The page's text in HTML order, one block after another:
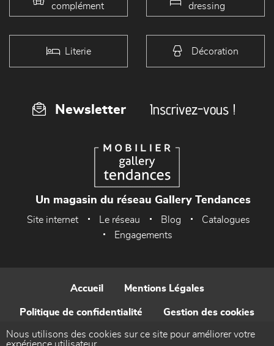
complément
dressing
Literie Décoration
Newsletter Inscrivez-vous !
Un magasin du réseau Gallery Tendances
Site internet Le réseau Blog
Catalogues
Engagements
Accueil Mentions Légales
Politique de confidentialité Gestion des cookies
Contact
Nous utilisons des cookies sur ce site pour améliorer votre